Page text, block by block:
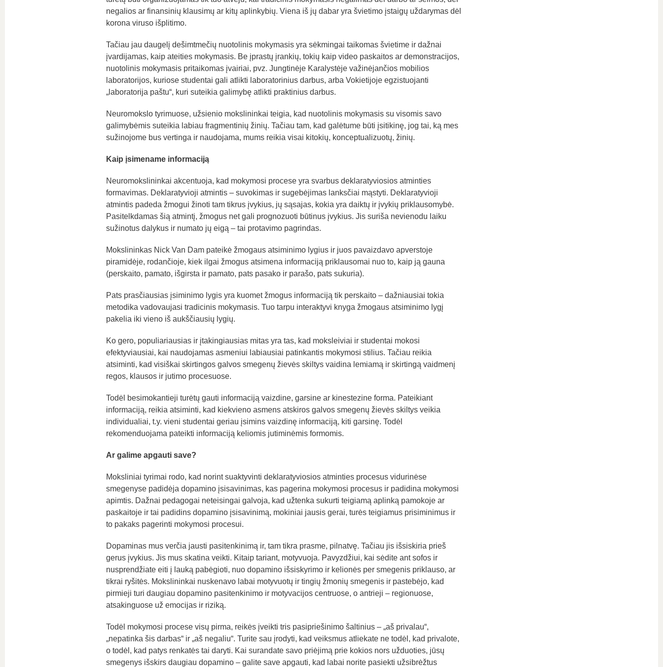
negalios ar finansinių klausimų ar kitų aplinkybių. Viena iš jų dabar yra švietimo įstaigų uždarymas dėl
korona viruso išplitimo.
Tačiau jau daugelį dešimtmečių nuotolinis mokymasis yra sėkmingai taikomas švietime ir dažnai
įvardijamas, kaip ateities mokymasis. Be įprastų įrankių, tokių kaip video paskaitos ar demonstracijos,
nuotolinis mokymasis pritaikomas įvairiai, pvz. Jungtinėje Karalystėje važinėjančios mobilios
laboratorijos, kuriose studentai gali atlikti laboratorinius darbus, arba Vokietijoje egzistuojanti
„laboratorija paštu“, kuri suteikia galimybę atlikti praktinius darbus.
Neuromokslo tyrimuose, užsienio mokslininkai teigia, kad nuotolinis mokymasis su visomis savo
galimybėmis suteikia labiau fragmentinių žinių. Tačiau tam, kad galėtume būti įsitikinę, jog tai, ką mes
sužinojome bus vertinga ir naudojama, mums reikia visai kitokių, konceptualizuotų, žinių.
Kaip įsimename informaciją
Neuromokslininkai akcentuoja, kad mokymosi procese yra svarbus deklaratyviosios atminties
formavimas. Deklaratyvioji atmintis – suvokimas ir sugebėjimas lanksčiai mąstyti. Deklaratyvioji
atmintis padeda žmogui žinoti tam tikrus įvykius, jų sąsajas, kokia yra daiktų ir įvykių priklausomybė.
Pasitelkdamas šią atmintį, žmogus net gali prognozuoti būtinus įvykius. Jis suriša nevienodu laiku
sužinotus dalykus ir numato jų eigą – tai protavimo pagrindas.
Mokslininkas Nick Van Dam pateikė žmogaus atsiminimo lygius ir juos pavaizdavo apverstoje
piramidėje, rodančioje, kiek ilgai žmogus atsimena informaciją priklausomai nuo to, kaip ją gauna
(perskaito, pamato, išgirsta ir pamato, pats pasako ir parašo, pats sukuria).
Pats prasčiausias įsiminimo lygis yra kuomet žmogus informaciją tik perskaito – dažniausiai tokia
metodika vadovaujasi tradicinis mokymasis. Tuo tarpu interaktyvi knyga žmogaus atsiminimo lygį
pakelia iki vieno iš aukščiausių lygių.
Ko gero, populiariausias ir įtakingiausias mitas yra tas, kad moksleiviai ir studentai mokosi
efektyviausiai, kai naudojamas asmeniui labiausiai patinkantis mokymosi stilius. Tačiau reikia
atsiminti, kad visiškai skirtingos galvos smegenų žievės skiltys vaidina lemiamą ir skirtingą vaidmenį
regos, klausos ir jutimo procesuose.
Todėl besimokantieji turėtų gauti informaciją vaizdine, garsine ar kinestezine forma. Pateikiant
informaciją, reikia atsiminti, kad kiekvieno asmens atskiros galvos smegenų žievės skiltys veikia
individualiai, t.y. vieni studentai geriau įsimins vaizdinę informaciją, kiti garsinę. Todėl
rekomenduojama pateikti informaciją keliomis jutiminėmis formomis.
Ar galime apgauti save?
Moksliniai tyrimai rodo, kad norint suaktyvinti deklaratyviosios atminties procesus vidurinėse
smegenyse padidėja dopamino įsisavinimas, kas pagerina mokymosi procesus ir padidina mokymosi
apimtis. Dažnai pedagogai neteisingai galvoja, kad užtenka sukurti teigiamą aplinką pamokoje ar
paskaitoje ir tai padidins dopamino įsisavinimą, mokiniai jausis gerai, turės teigiamus prisiminimus ir
to pakaks pagerinti mokymosi procesui.
Dopaminas mus verčia jausti pasitenkinimą ir, tam tikra prasme, pilnatvę. Tačiau jis išsiskiria prieš
gerus įvykius. Jis mus skatina veikti. Kitaip tariant, motyvuoja. Pavyzdžiui, kai sėdite ant sofos ir
nusprendžiate eiti į lauką pabėgioti, nuo dopamino išsiskyrimo ir kelionės per smegenis priklauso, ar
tikrai ryšitės. Mokslininkai nuskenavo labai motyvuotų ir tingių žmonių smegenis ir pastebėjo, kad
pirmieji turi daugiau dopamino pasitenkinimo ir motyvacijos centruose, o antrieji – regionuose,
atsakinguose už emocijas ir riziką.
Todėl mokymosi procese visų pirma, reikės įveikti tris pasipriešinimo šaltinius – „aš privalau“,
„nepatinka šis darbas“ ir „aš negaliu“. Turite sau įrodyti, kad veiksmus atliekate ne todėl, kad privalote,
o todėl, kad patys renkatės tai daryti. Kai surandate savo priėjimą prie kokios nors užduoties, jūsų
smegenys išskirs daugiau dopamino – galite save apgauti, kad labai norite pasiekti užsibrėžtus